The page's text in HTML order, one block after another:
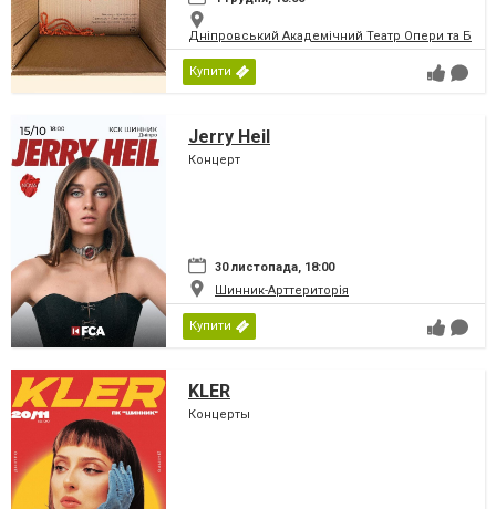
Дніпровський Академічний Театр Опери та
Купити
Jerry Heil
Концерт
30 листопада, 18:00
Шинник-Арттериторія
Купити
KLER
Концерты